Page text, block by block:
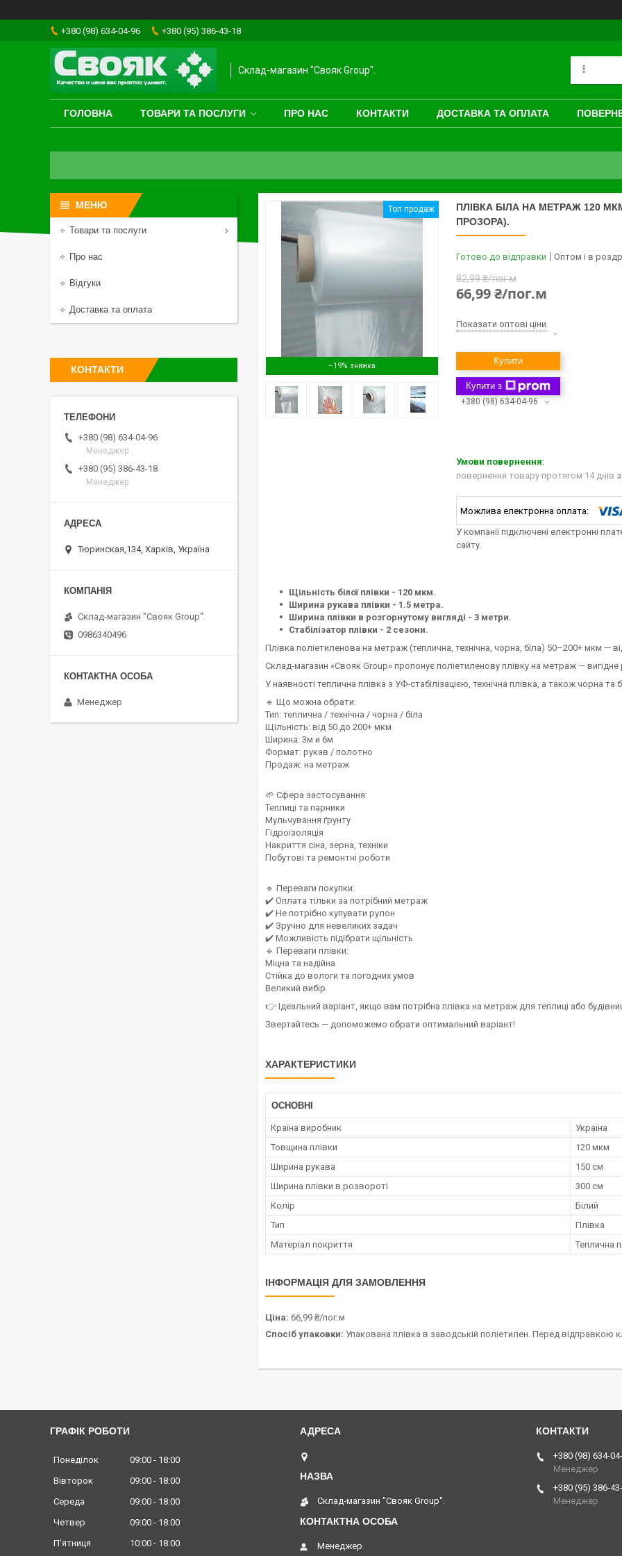
+380 (98) 634-04-96 +380 (95) 386-43-18
Склад-магазин "Свояк Group".
ГОЛОВНА ТОВАРИ ТА ПОСЛУГИ ПРО НАС КОНТАКТИ ДОСТАВКА ТА ОПЛАТА
–19%
Топ продаж
ПЛІВКА БІЛА НА МЕТРАЖ 120
ПРОЗОРА).
Готово до відправки Оптом і в
82,99 ₴/пог.м
66,99 ₴/пог.м
Показати оптові ціни
Купити
Купити з
+380 (98) 634-04-96
повернення товару протягом 14 днів
У компанії підключені електронні
сайту.
Щільність білої плівки - 120 мкм.
Ширина рукава плівки - 1.5 метра.
Ширина плівки в розгорнутому вигляді - 3 метри.
Стабілізатор плівки - 2 сезони.
Плівка поліетиленова на метраж (теплична, технічна, чорна, біла) 50–200+ мкм —
Склад-магазин «Свояк Group» пропонує поліетиленову плівку на метраж —
У наявності теплична плівка з УФ-стабілізацією, технічна плівка, а також чорна
🔹 Що можна обрати:
Тип: теплична / технічна / чорна / біла
Щільність: від 50 до 200+ мкм
Ширина: 3м и 6м
Формат: рукав / полотно
Продаж: на метраж
🌱 Сфера застосування:
Теплиці та парники
Мульчування ґрунту
Гідроізоляція
Накриття сіна, зерна, техніки
Побутові та ремонтні роботи
🔹 Переваги покупки:
✔️ Оплата тільки за потрібний метраж
✔️ Не потрібно купувати рулон
✔️ Зручно для невеликих задач
✔️ Можливість підібрати щільність
🔹 Переваги плівки:
Міцна та надійна
Стійка до вологи та погодних умов
Великий вибір
👉 Ідеальний варіант, якщо вам потрібна плівка на метраж для теплиці або
Звертайтесь — допоможемо обрати оптимальний варіант!
ХАРАКТЕРИСТИКИ
ОСНОВНІ
Країна виробник
Україна
Товщина плівки
120 мкм
Ширина рукава
150 см
Ширина плівки в розвороті
300 см
Колір
Білий
Тип
Плівка
Матеріал покриття
Теплична
ІНФОРМАЦІЯ ДЛЯ ЗАМОВЛЕННЯ
Ціна: 66,99 ₴/пог.м
Спосіб упаковки: Упакована плівка в заводській поліетилен. Перед відправкою
Товари та послуги
Про нас
Відгуки
Доставка та оплата
КОНТАКТИ
+380 (98) 634-04-96
Менеджер
+380 (95) 386-43-18
Менеджер
Тюринская,134, Харків, Україна
Склад-магазин "Свояк Group".
0986340496
Менеджер
ГРАФІК РОБОТИ
Понеділок 09:00
18:00
Вівторок
09:00
18:00
Середа
09:00
18:00
Четвер
09:00
18:00
Пʼятниця
10:00 18:00
Склад-магазин "Свояк Group".
Менеджер
+380 (98) 634-
Менеджер
+380 (95) 386-
Менеджер